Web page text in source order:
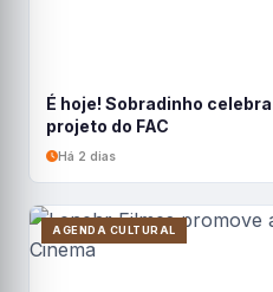
É hoje! Sobradinho
projeto do FAC
Há 2 dias
AGENDA CULTURAL